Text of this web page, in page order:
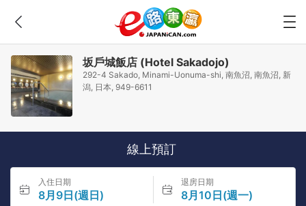
坂戶城飯店 (Hotel Sakadojo)
292-4 Sakado, Minami-Uonuma-shi, 南魚沼, 南魚沼, 新
潟, 日本, 949-6611
線上預訂
入住日期
8月9日(週日)
退房日期
8月10日(週一)